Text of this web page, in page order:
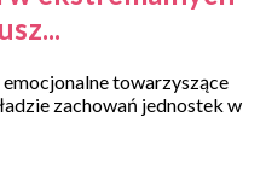
towarzyszące
zachowań jednostek w